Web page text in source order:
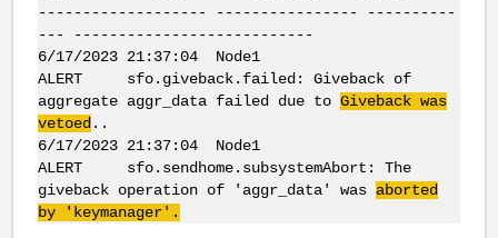
------------------- ---------------- ----------
--- ---------------------------
6/17/2023 21:37:04 Node1
ALERT sfo.giveback.failed: Giveback of
aggregate aggr_data failed due to Giveback was
vetoed..
6/17/2023 21:37:04 Node1
ALERT sfo.sendhome.subsystemAbort: The
giveback operation of 'aggr_data' was aborted
by 'keymanager'.